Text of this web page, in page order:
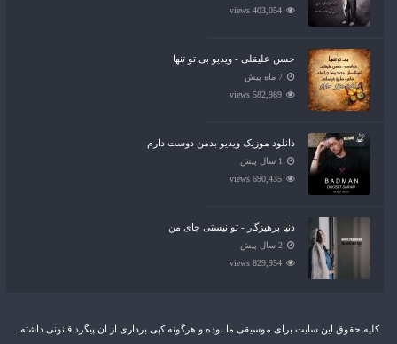
403,054 views
حسن علیقلی - ویدیو بی تو تنها
7 ماه پیش
582,989 views
دانلود موزیک ویدیو بدمن دوست دارم
1 سال پیش
690,435 views
دنیا پرهیزگار - تو نیستی جای من
2 سال پیش
829,954 views
کلیه حقوق این سایت برای موسیقی ما بوده و هرگونه کپی برداری از ان پیگرد قانونی داشته.